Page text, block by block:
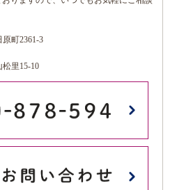
町2361-3
松里15-10